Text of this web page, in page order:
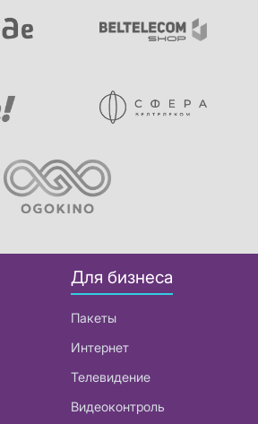
Для бизнеса
Пакеты
Интернет
Телевидение
Видеоконтроль